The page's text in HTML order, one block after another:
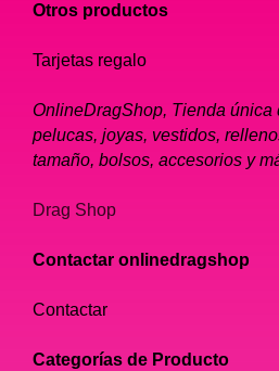
Otros productos
Tarjetas regalo
OnlineDragShop, Tienda única
pelucas, joyas, vestidos,
tamaño, bolsos, accesorios y
Drag Shop
Contactar onlinedragshop
Contactar
Categorías de Producto